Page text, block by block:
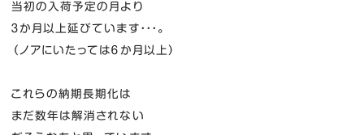
当初の入荷予定の月より
３か月以上延びています・・・。
（ノアにいたっては６か月以上）
これらの納期長期化は
まだ数年は解消されない